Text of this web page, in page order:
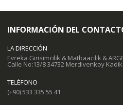
INFORMACIÓN DEL
LA DIRECCIÓN
Evreka Girisimcilik & Matbaacilik &
Calle No:13/8 34732 Merdivenkoy
TELÉFONO
(+90) 533 335 55 41